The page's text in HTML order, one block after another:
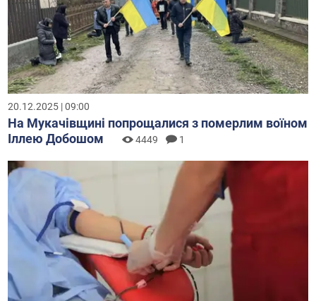
20.12.2025 | 09:00
На Мукачівщині попрощалися з померлим воїном
Іллею Добошом
4449 1